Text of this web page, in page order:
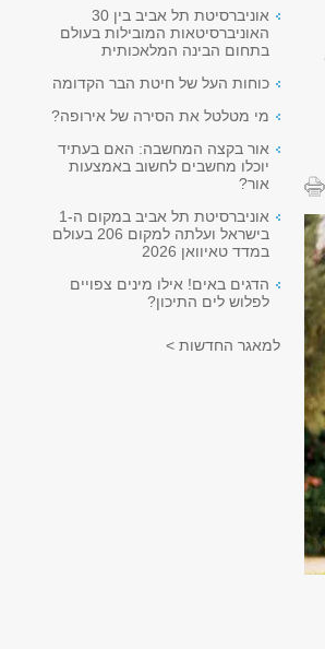
אוניברסיטת תל אביב בין 30
האוניברסיטאות המובילות בעולם
בתחום הבינה המלאכותית
כוחות העל של חיטת הבר הקדומה
מי מטלטל את הסירה של אירופה?
אור בקצה המחשבה: האם בעתיד
יוכלו מחשבים לחשוב באמצעות
אור?
אוניברסיטת תל אביב במקום ה-1
בישראל ועלתה למקום 206 בעולם
במדד טאיוואן 2026
הדגים באים! אילו מינים צפויים
לפלוש לים התיכון?
למאגר החדשות >